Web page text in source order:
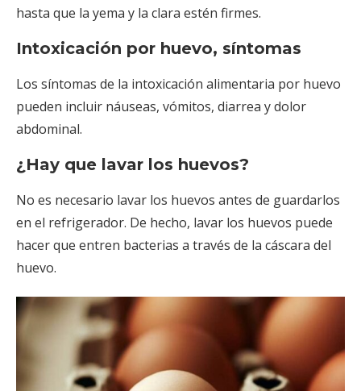
hasta que la yema y la clara estén firmes.
Intoxicación por huevo, síntomas
Los síntomas de la intoxicación alimentaria por huevo
pueden incluir náuseas, vómitos, diarrea y dolor
abdominal.
¿Hay que lavar los huevos?
No es necesario lavar los huevos antes de guardarlos
en el refrigerador. De hecho, lavar los huevos puede
hacer que entren bacterias a través de la cáscara del
huevo.